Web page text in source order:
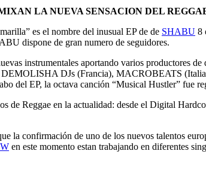
LA NUEVA SENSACION DEL
es el nombre del inusual EP de de SHABU 8
dispone de gran numero de seguidores.
instrumentales aportando varios productores
DJs (Francia), MACROBEATS
del EP, la octava canción “Musical Hustler” fue
de Reggae en la actualidad: desde el Digital
confirmación de uno de los nuevos talentos
en este momento estan trabajando en diferentes